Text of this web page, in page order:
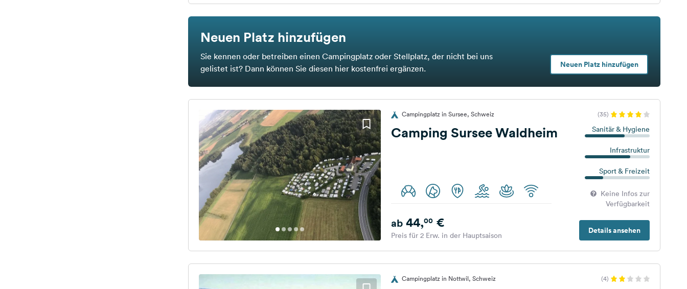
Neuen Platz hinzufügen
Sie kennen oder betreiben einen Campingplatz oder Stellplatz, der nicht bei uns
gelistet ist? Dann können Sie diesen hier kostenfrei ergänzen.
Neuen Platz hinzufügen
Campingplatz in Sursee, Schweiz (35)
Camping Sursee Waldheim Sanitär & Hygiene
Infrastruktur
Sport & Freizeit
Keine Infos zur
Verfügbarkeit
Details ansehen
ab44,00€
Preis für 2 Erw. in der Hauptsaison
Campingplatz in Nottwil, Schweiz (4)